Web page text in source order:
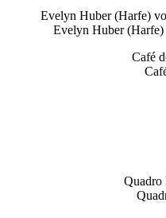
Evelyn Huber